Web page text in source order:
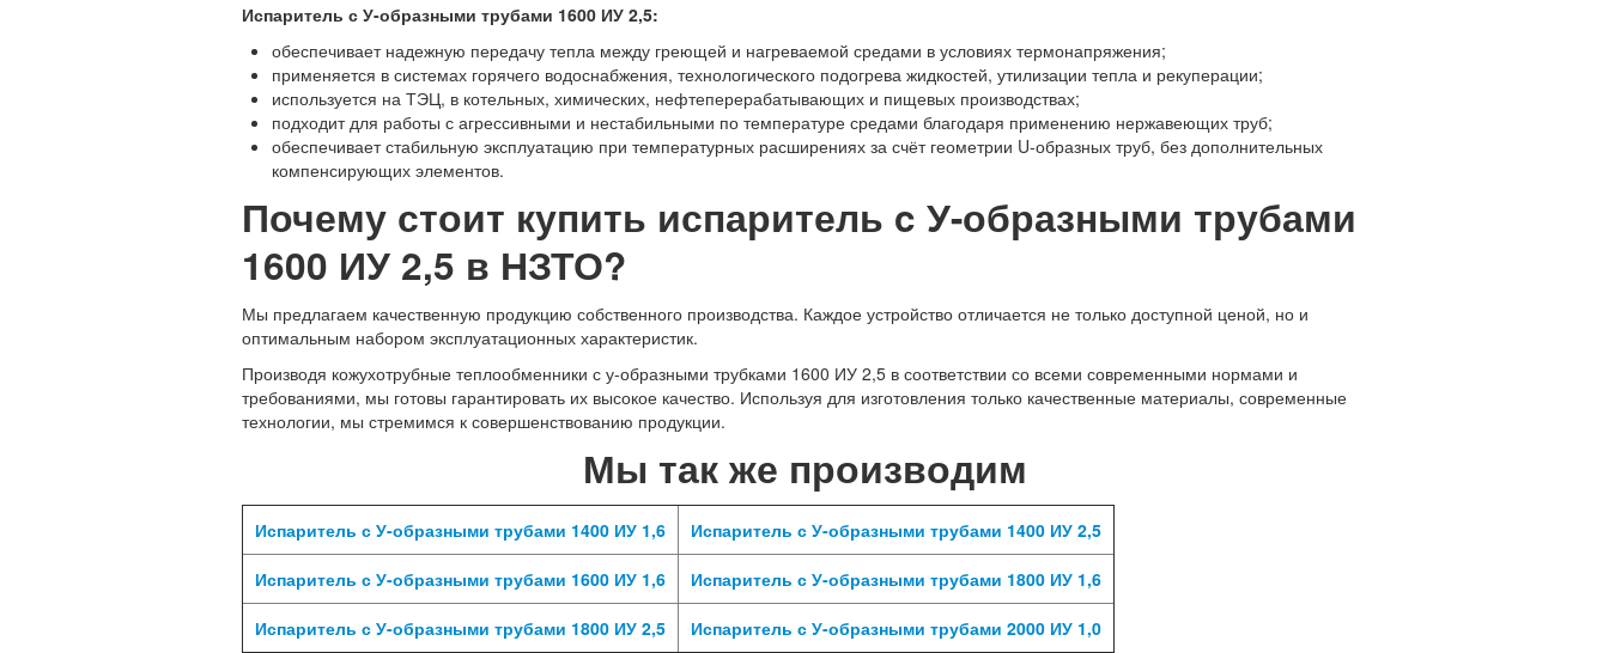
Испаритель с У-образными трубами 1600 ИУ 2,5:
обеспечивает надежную передачу тепла между греющей и нагреваемой средами в условиях термонапряжения;
применяется в системах горячего водоснабжения, технологического подогрева жидкостей, утилизации тепла и рекуперации;
используется на ТЭЦ, в котельных, химических, нефтеперерабатывающих и пищевых производствах;
подходит для работы с агрессивными и нестабильными по температуре средами благодаря применению нержавеющих труб;
обеспечивает стабильную эксплуатацию при температурных расширениях за счёт геометрии U-образных труб, без дополнительных
компенсирующих элементов.
Почему стоит купить испаритель c У-образными трубами
1600 ИУ 2,5 в НЗТО?
Мы предлагаем качественную продукцию собственного производства. Каждое устройство отличается не только доступной ценой, но и
оптимальным набором эксплуатационных характеристик.
Производя кожухотрубные теплообменники с у-образными трубками 1600 ИУ 2,5 в соответствии со всеми современными нормами и
требованиями, мы готовы гарантировать их высокое качество. Используя для изготовления только качественные материалы, современные
технологии, мы стремимся к совершенствованию продукции.
Мы так же производим
Испаритель с У-образными трубами 1400 ИУ 1,6 Испаритель с У-образными трубами 1400 ИУ 2,5
Испаритель с У-образными трубами 1600 ИУ 1,6 Испаритель с У-образными трубами 1800 ИУ 1,6
Испаритель с У-образными трубами 1800 ИУ 2,5 Испаритель с У-образными трубами 2000 ИУ 1,0